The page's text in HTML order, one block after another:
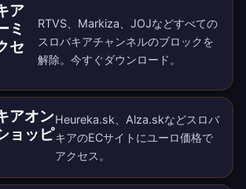
ア
ミ
セ
RTVS、Markiza、JOJなどすべての
スロバキアチャンネルのブロックを
解除。今すぐダウンロード 。
アオン
ョッピ
Heureka.sk、Alza.skなどスロバ
キアのECサイトにユーロ価格で
アクセス。